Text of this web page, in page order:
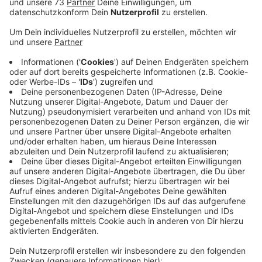
STIKO spricht sich für Impfung von
Schwangeren und Stillenden aus
Anzeige
Impfzentrum Kreis Borken in Nordvelen und an den
Stationen des DRK-Impfbusses bietet Impfungen für
Stillende und Schwangere an, teilt der Kreis mit. Der
Kreis folgt damit der Empfehlung der Ständigen
Impfkommission beim Robert-Koch-Institut. Die
STIKO spricht sich für die COVID-19-Impfung von
bisher nicht oder unvollständig geimpften
Schwangeren ab dem zweiten
Schwangerschaftsdrittel sowie von nicht oder
eines mRNA-Impfstoffs aus.